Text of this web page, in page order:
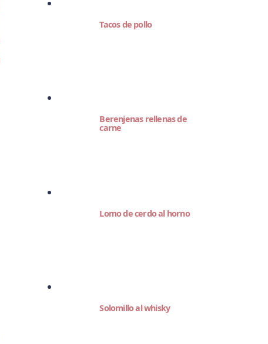
Tacos de pollo
Berenjenas rellenas de
carne
Lomo de cerdo al horno
Solomillo al whisky